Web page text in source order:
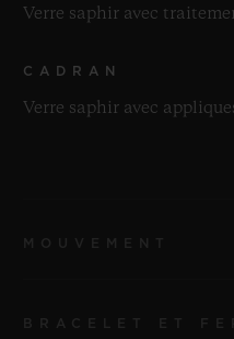
Verre saphir avec
CADRAN
Verre saphir avec